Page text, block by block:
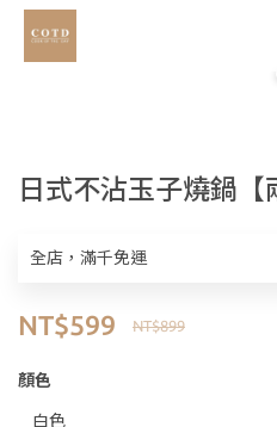
日式不沾玉子燒鍋【
全店，滿千免運
NT$899
NT$599
顏色